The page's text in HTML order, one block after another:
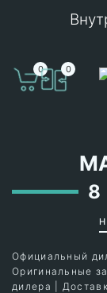
0 0
8
Официальный
Оригинальные
дилера |